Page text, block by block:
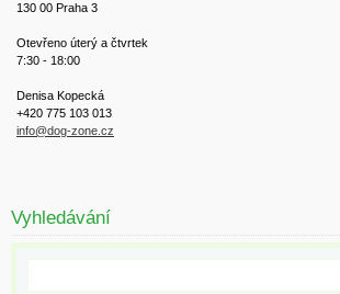
130 00 Praha 3
Otevřeno úterý a čtvrtek
7:30 - 18:00
Denisa Kopecká
+420 775 103 013
info@dog-zone.cz
Vyhledávání